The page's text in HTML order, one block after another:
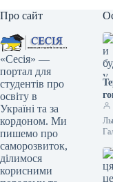
Про сайт
«Сесія» —
портал для
студентів про
освіту в
Україні та за
кордоном. Ми
пишемо про
саморозвиток,
ділимося
корисними